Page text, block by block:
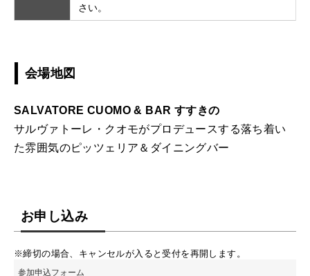
さい。
会場地図
SALVATORE CUOMO & BAR すすきの
サルヴァトーレ・クオモがプロデュースする落ち着い
た雰囲気のピッツェリア＆ダイニングバー
お申し込み
※締切の場合、キャンセルが入ると受付を再開します。